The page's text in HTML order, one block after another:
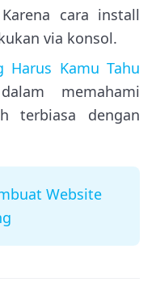
cara install
via konsol.
Harus Kamu Tahu
memahami
terbiasa dengan
Website